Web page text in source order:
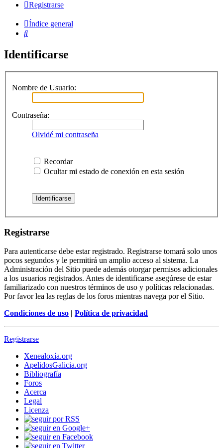
Registrarse
Índice general
Buscar
Identificarse
Nombre de Usuario:
Contraseña:
Olvidé mi contraseña
Recordar
Ocultar mi estado de conexión en esta sesión
Registrarse
Para autenticarse debe estar registrado. Registrarse tomará solo unos
pocos segundos y le permitirá un amplio acceso al sistema. La
Administración del Sitio puede además otorgar permisos adicionales
a los usuarios registrados. Antes de identificarse asegúrese de estar
familiarizado con nuestros términos de uso y políticas relacionadas.
Por favor lea las reglas de los foros mientras navega por el Sitio.
Condiciones de uso | Política de privacidad
Registrarse
Xenealoxía.org
ApelidosGalicia.org
Bibliografía
Foros
Acerca
Legal
Licenza